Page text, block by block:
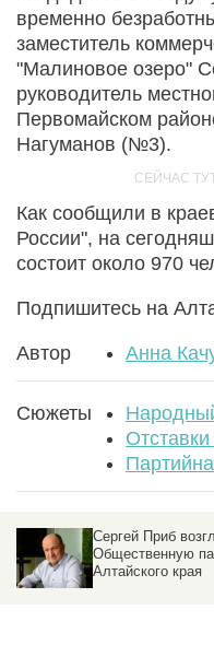
временно
заместитель
"Малиновое озеро"
руководитель
Первомайском
Нагуманов (№3).
Как сообщили в
России", на
состоит около 970
Подпишитесь на
Автор Анна
Сюжеты
Сергей Приб
Общественную
Алтайского края